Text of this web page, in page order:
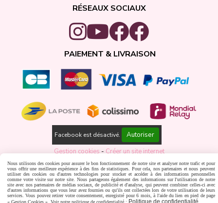
RÉSEAUX SOCIAUX
PAIEMENT & LIVRAISON
Facebook est désactivé.
Autoriser
Gestion cookies Créer un site internet
Nous utilisons des cookies pour assurer le bon fonctionnement de notre site et analyser notre trafic et pour
vous offrir une meilleure expérience à des fins de statistiques. Pour cela, nos partenaires et nous peuvent
utiliser des cookies ou d'autres technologies pour stocker et accéder à des informations personnelles
comme votre visite sur notre site. Nous partageons également des informations sur l'utilisation de notre
site avec nos partenaires de médias sociaux, de publicité et d'analyse, qui peuvent combiner celles-ci avec
d'autres informations que vous leur avez fournies ou qu'ils ont collectées lors de votre utilisation de leurs
services. Vous pouvez retirer votre consentement, enregistré pour 6 mois, à l'aide du lien en pied de page
« Gestion Cookies ». Voir notre politique de confidentialité : Politique de confidentialité